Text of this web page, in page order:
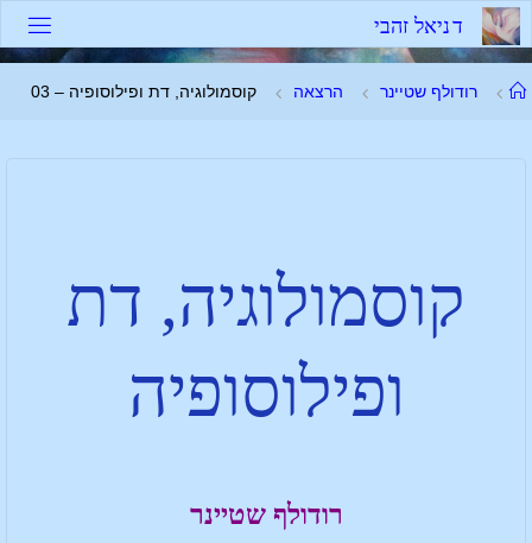
דניאל זהבי
רודולף שטיינר הרצאה קוסמולוגיה, דת ופילוסופיה – 03
קוסמולוגיה, דת
ופילוסופיה
רודולף שטיינר